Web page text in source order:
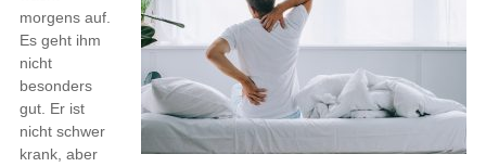
morgens auf.
Es geht ihm
nicht
besonders
gut. Er ist
nicht schwer
krank, aber